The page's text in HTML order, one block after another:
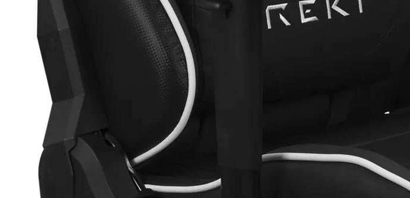
REKT GG1 V3 :
Choisir la
version